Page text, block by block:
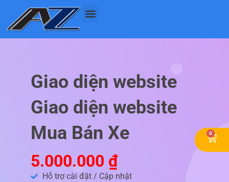
nội
Giao diện website
Giao diện website
Mua Bán Xe
5.000.000 ₫
Hỗ trợ cài đặt / Cập nhật
0
Cart